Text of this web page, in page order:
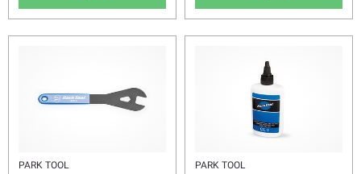
PARK TOOL PARK TOOL